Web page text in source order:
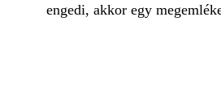
engedi, akkor egy